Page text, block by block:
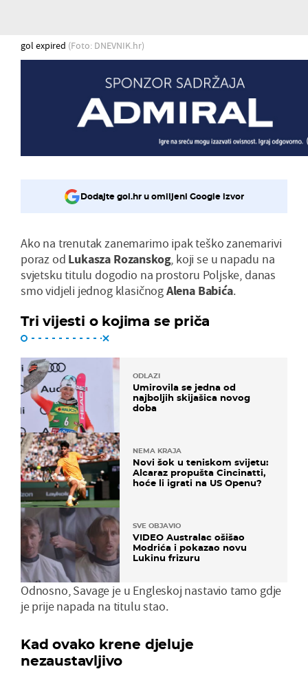
gol expired (Foto: DNEVNIK.hr)
Dodajte gol.hr u omiljeni Google izvor
Ako na trenutak zanemarimo ipak teško zanemarivi
poraz od Lukasza Rozanskog, koji se u napadu na
svjetsku titulu dogodio na prostoru Poljske, danas
smo vidjeli jednog klasičnogAlena Babića.
Tri vijesti o kojima se priča
ODLAZI
Umirovila se jedna od
najboljih skijašica novog
doba
NEMA KRAJA
Novi šok u teniskom svijetu:
Alcaraz propušta Cincinatti,
hoće li igrati na US Openu?
SVE OBJAVIO
VIDEO Australac ošišao
Modrića i pokazao novu
Lukinu frizuru
Odnosno, Savage je u Engleskoj nastavio tamo gdje
je prije napada na titulu stao.
Kad ovako krene djeluje
nezaustavljivo